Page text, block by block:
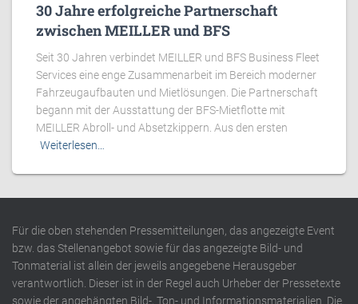
30 Jahre erfolgreiche Partnerschaft
zwischen MEILLER und BFS
Seit 30 Jahren verbindet MEILLER und BFS Business Fleet
Services eine enge Zusammenarbeit im Bereich moderner
Fahrzeugaufbauten und Mietlösungen. Die Partnerschaft
begann mit der Ausstattung der BFS-Mietflotte mit
MEILLER Abroll- und Absetzkippern. Aus den ersten
Weiterlesen…
Für die oben stehenden Pressemitteilungen, das angezeigte Event
bzw. das Stellenangebot sowie für das angezeigte Bild- und
Tonmaterial ist allein der jeweils angegebene Herausgeber
verantwortlich. Dieser ist in der Regel auch Urheber der Pressetexte
sowie der angehängten Bild-, Ton- und Informationsmaterialien. Die